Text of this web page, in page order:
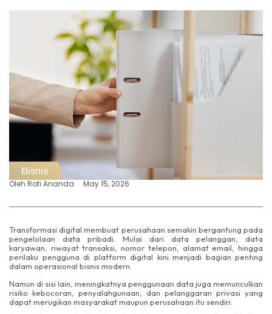
Bisnis
Oleh Rofi Ananda May 15, 2026
Transformasi digital membuat perusahaan semakin bergantung pada
pengelolaan data pribadi. Mulai dari data pelanggan, data
karyawan, riwayat transaksi, nomor telepon, alamat email, hingga
perilaku pengguna di platform digital kini menjadi bagian penting
dalam operasional bisnis modern.
Namun di sisi lain, meningkatnya penggunaan data juga memunculkan
risiko kebocoran, penyalahgunaan, dan pelanggaran privasi yang
dapat merugikan masyarakat maupun perusahaan itu sendiri.